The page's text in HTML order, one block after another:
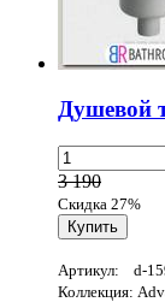
Душевой
3 190
Скидка 27%
Артикул: d-
Коллекция: